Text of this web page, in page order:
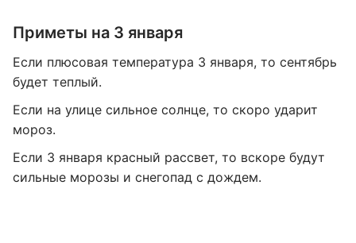
Приметы на 3 января
Если плюсовая температура 3 января, то сентябрь
будет теплый.
Если на улице сильное солнце, то скоро ударит
мороз.
Если 3 января красный рассвет, то вскоре будут
сильные морозы и снегопад с дождем.